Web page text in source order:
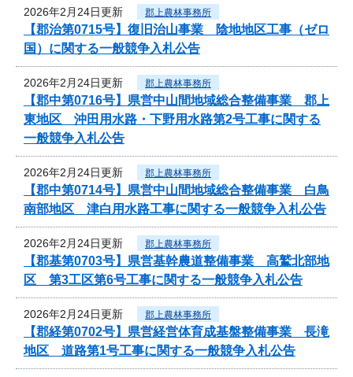
2026年2月24日更新 郡上農林事務所
【郡治第0715号】復旧治山事業 陰地地区工事（ゼロ
国）に関する一般競争入札公告
2026年2月24日更新 郡上農林事務所
【郡中第0716号】県営中山間地域総合整備事業 郡上
東地区 沖田用水路・下野用水路第2号工事に関する
一般競争入札公告
2026年2月24日更新 郡上農林事務所
【郡中第0714号】県営中山間地域総合整備事業 白鳥
南部地区 津白用水路工事に関する一般競争入札公告
2026年2月24日更新 郡上農林事務所
【郡基第0703号】県営基幹農道整備事業 高鷲北部地
区 第3工区第6号工事に関する一般競争入札公告
2026年2月24日更新 郡上農林事務所
【郡経第0702号】県営経営体育成基盤整備事業 長滝
地区 道路第1号工事に関する一般競争入札公告